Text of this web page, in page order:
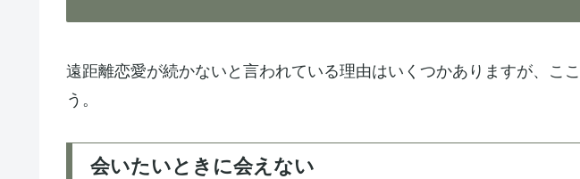
遠距離恋愛が続かないと言われている理由はいくつかありますが、こ
う。
会いたいときに会えない